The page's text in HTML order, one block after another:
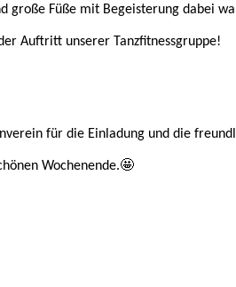
große Füße mit Begeisterung dabei
Auftritt unserer Tanzfitnessgruppe!
für die Einladung und die
Wochenende.🤩